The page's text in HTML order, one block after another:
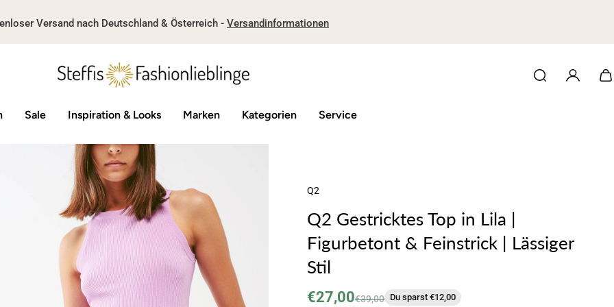
Versand nach Deutschland & Österreich - Versandinformationen
Sale Inspiration & Looks Marken Kategorien Service
Q2
Q2 Gestricktes Top in Lila |
Figurbetont & Feinstrick | Lässiger
Stil
€27,00€39,00 Du sparst €12,00